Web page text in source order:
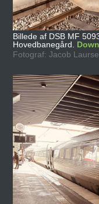
Billede af DSB MF
Hovedbanegård.
Fotograf: Jacob